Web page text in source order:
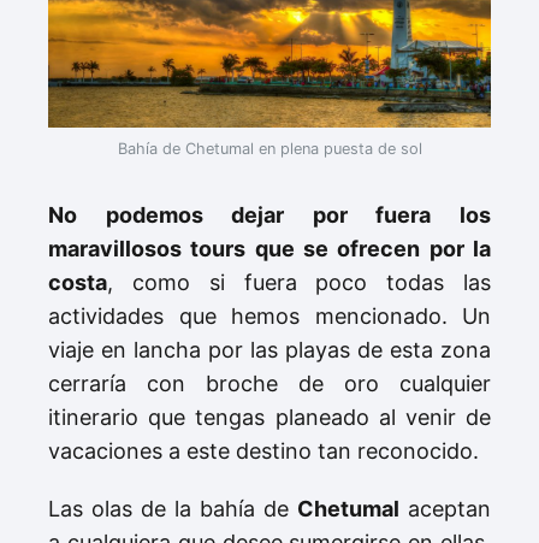
Bahía de Chetumal en plena puesta de sol
No podemos dejar por fuera los
maravillosos tours que se ofrecen por la
costa, como si fuera poco todas las
actividades que hemos mencionado. Un
viaje en lancha por las playas de esta zona
cerraría con broche de oro cualquier
itinerario que tengas planeado al venir de
vacaciones a este destino tan reconocido.
Las olas de la bahía de Chetumal aceptan